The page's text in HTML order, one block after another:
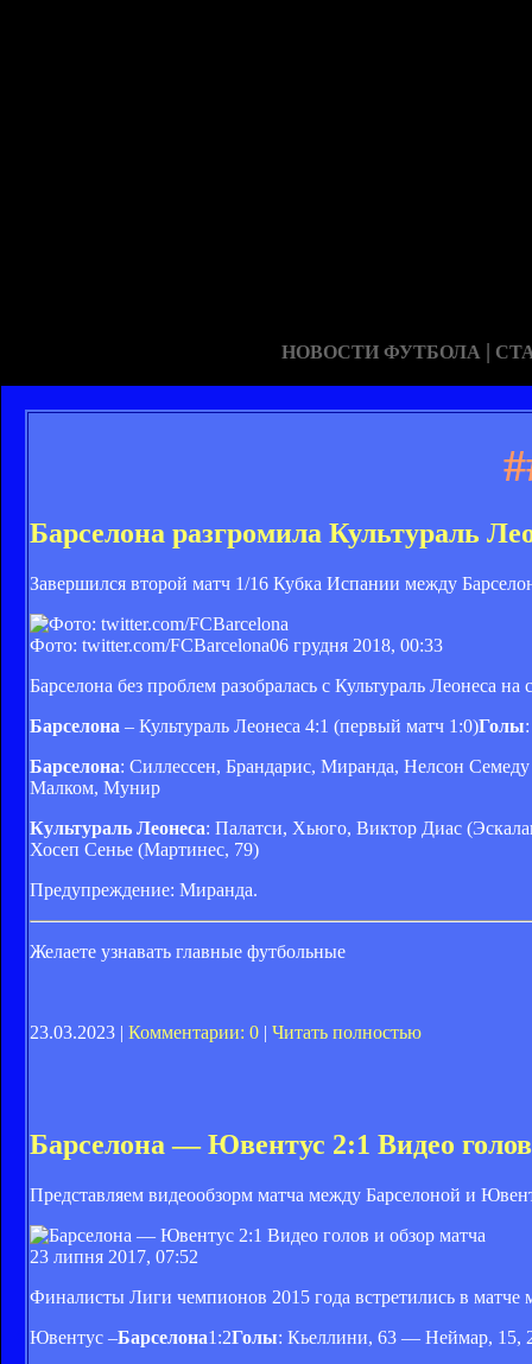
НОВОСТИ ФУТБОЛА |
Барселона разгромила Культураль
Завершился второй матч 1/16 Кубка Испании между
Фото: twitter.com/FCBarcelona06 грудня 2018, 00:33
Барселона без проблем разобралась с Культураль Леонеса
Барселона – Культураль Леонеса 4:1 (первый матч 1:0)Голы
Барселона: Силлессен, Брандарис, Миранда, Нелсон
Малком, Мунир
Культураль Леонеса: Палатси, Хьюго, Виктор Диас
Хосеп Сенье (Мартинес, 79)
Предупреждение: Миранда.
Желаете узнавать главные футбольные
23.03.2023 | Комментарии: 0 | Читать полностью
Барселона — Ювентус 2:1 Видео
Представляем видеообзорм матча между Барселоной и
23 липня 2017, 07:52
Финалисты Лиги чемпионов 2015 года встретились в матче
Ювентус –Барселона1:2Голы: Кьеллини, 63 — Неймар, 15,